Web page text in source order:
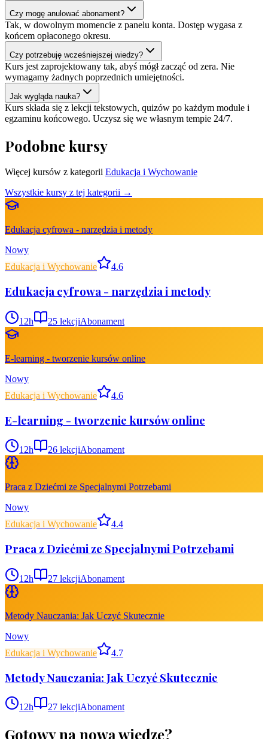
Czy mogę anulować abonament?
Tak, w dowolnym momencie z panelu konta. Dostęp wygasa z
końcem opłaconego okresu.
Czy potrzebuję wcześniejszej wiedzy?
Kurs jest zaprojektowany tak, abyś mógł zacząć od zera. Nie
wymagamy żadnych poprzednich umiejętności.
Jak wygląda nauka?
Kurs składa się z lekcji tekstowych, quizów po każdym module i
egzaminu końcowego. Uczysz się we własnym tempie 24/7.
Podobne kursy
Więcej kursów z kategorii Edukacja i Wychowanie
Wszystkie kursy z tej kategorii →
Edukacja cyfrowa - narzędzia i metody
Nowy
Edukacja i Wychowanie
4.6
Edukacja cyfrowa - narzędzia i metody
12h 25 lekcjiAbonament
E-learning - tworzenie kursów online
Nowy
Edukacja i Wychowanie
4.6
E-learning - tworzenie kursów online
12h 26 lekcjiAbonament
Praca z Dziećmi ze Specjalnymi Potrzebami
Nowy
Edukacja i Wychowanie
4.4
Praca z Dziećmi ze Specjalnymi Potrzebami
12h 27 lekcjiAbonament
Metody Nauczania: Jak Uczyć Skutecznie
Nowy
Edukacja i Wychowanie
4.7
Metody Nauczania: Jak Uczyć Skutecznie
12h 27 lekcjiAbonament
Gotowy na nową wiedzę?